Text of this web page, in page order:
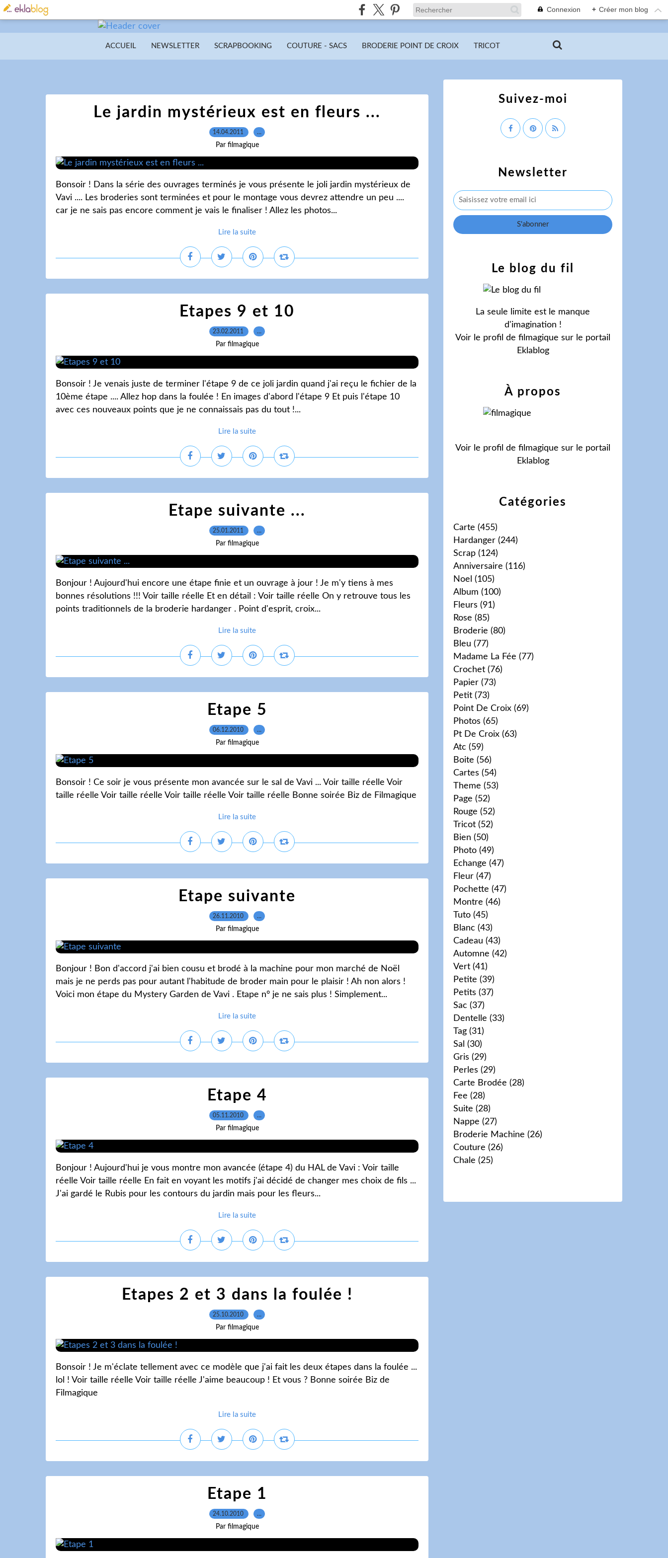
Connexion + Créer mon blog
ACCUEIL NEWSLETTER SCRAPBOOKING COUTURE - SACS BRODERIE POINT DE CROIX TRICOT
Le jardin mystérieux est en fleurs ...
14.04.2011 …
Par filmagique
Bonsoir ! Dans la série des ouvrages terminés je vous présente le joli jardin mystérieux de
Vavi .... Les broderies sont terminées et pour le montage vous devrez attendre un peu ....
car je ne sais pas encore comment je vais le finaliser ! Allez les photos...
Lire la suite
Etapes 9 et 10
23.02.2011 …
Par filmagique
Bonsoir ! Je venais juste de terminer l'étape 9 de ce joli jardin quand j'ai reçu le fichier de la
10ème étape .... Allez hop dans la foulée ! En images d'abord l'étape 9 Et puis l'étape 10
avec ces nouveaux points que je ne connaissais pas du tout !...
Lire la suite
Etape suivante ...
25.01.2011 …
Par filmagique
Bonjour ! Aujourd'hui encore une étape finie et un ouvrage à jour ! Je m'y tiens à mes
bonnes résolutions !!! Voir taille réelle Et en détail : Voir taille réelle On y retrouve tous les
points traditionnels de la broderie hardanger . Point d'esprit, croix...
Lire la suite
Etape 5
06.12.2010 …
Par filmagique
Bonsoir ! Ce soir je vous présente mon avancée sur le sal de Vavi ... Voir taille réelle Voir
taille réelle Voir taille réelle Voir taille réelle Voir taille réelle Bonne soirée Biz de Filmagique
Lire la suite
Etape suivante
26.11.2010 …
Par filmagique
Bonjour ! Bon d'accord j'ai bien cousu et brodé à la machine pour mon marché de Noël
mais je ne perds pas pour autant l'habitude de broder main pour le plaisir ! Ah non alors !
Voici mon étape du Mystery Garden de Vavi . Etape n° je ne sais plus ! Simplement...
Lire la suite
Etape 4
05.11.2010 …
Par filmagique
Bonjour ! Aujourd'hui je vous montre mon avancée (étape 4) du HAL de Vavi : Voir taille
réelle Voir taille réelle En fait en voyant les motifs j'ai décidé de changer mes choix de fils ...
J'ai gardé le Rubis pour les contours du jardin mais pour les fleurs...
Lire la suite
Etapes 2 et 3 dans la foulée !
25.10.2010 …
Par filmagique
Bonsoir ! Je m'éclate tellement avec ce modèle que j'ai fait les deux étapes dans la foulée ...
lol ! Voir taille réelle Voir taille réelle J'aime beaucoup ! Et vous ? Bonne soirée Biz de
Filmagique
Lire la suite
Etape 1
24.10.2010 …
Par filmagique
Newsletter
Catégories
Carte (455)
Hardanger (244)
Scrap (124)
Anniversaire (116)
Noel (105)
Album (100)
Fleurs (91)
Rose (85)
Broderie (80)
Bleu (77)
Madame La Fée (77)
Crochet (76)
Papier (73)
Petit (73)
Point De Croix (69)
Photos (65)
Pt De Croix (63)
Atc (59)
Boite (56)
Cartes (54)
Theme (53)
Page (52)
Rouge (52)
Tricot (52)
Bien (50)
Photo (49)
Echange (47)
Fleur (47)
Pochette (47)
Montre (46)
Tuto (45)
Blanc (43)
Cadeau (43)
Automne (42)
Vert (41)
Petite (39)
Petits (37)
Sac (37)
Dentelle (33)
Tag (31)
Sal (30)
Gris (29)
Perles (29)
Carte Brodée (28)
Fee (28)
Suite (28)
Nappe (27)
Broderie Machine (26)
Couture (26)
Chale (25)
Le blog du fil
La seule limite est le manque
d'imagination !
Voir le profil de filmagique sur le portail
Eklablog
Suivez-moi
À propos
Voir le profil de filmagique sur le portail
Eklablog